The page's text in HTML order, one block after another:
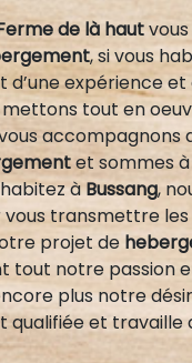
de là haut
, si vous
d’une expérience
mettons tout en
accompagnons
et sommes
habitez àBussang,
vous transmettre
projet de
tout notre passion
plus notre
qualifiée et